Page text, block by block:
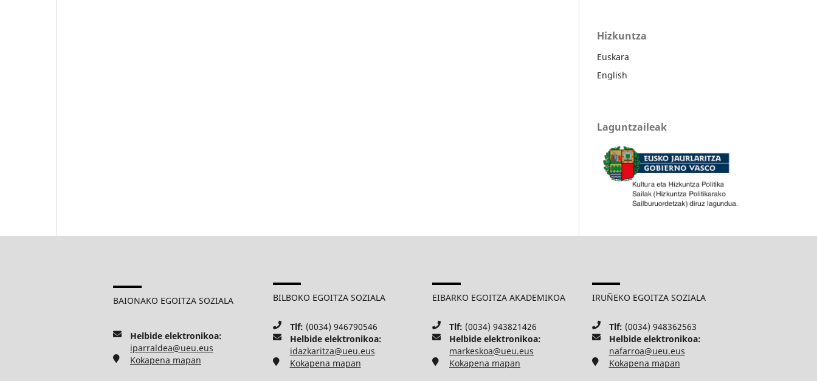
Hizkuntza
Euskara
English
Laguntzaileak
BAIONAKO EGOITZA SOZIALA
Helbide elektronikoa:
iparraldea@ueu.eus
Kokapena mapan
BILBOKO EGOITZA SOZIALA
Tlf: (0034) 946790546
Helbide elektronikoa:
idazkaritza@ueu.eus
Kokapena mapan
EIBARKO EGOITZA AKADEMIKOA
Tlf: (0034) 943821426
Helbide elektronikoa:
markeskoa@ueu.eus
Kokapena mapan
IRUÑEKO EGOITZA SOZIALA
Tlf: (0034) 948362563
Helbide elektronikoa:
nafarroa@ueu.eus
Kokapena mapan